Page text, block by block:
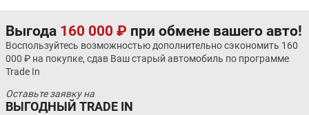
Выгода 160 000 ₽ при обмене вашего авто!
Воспользуйтесь возможностью дополнительно сэкономить 160
000 ₽ на покупке, сдав Ваш старый автомобиль по программе
Trade In
Оставьте заявку на
ВЫГОДНЫЙ TRADE IN